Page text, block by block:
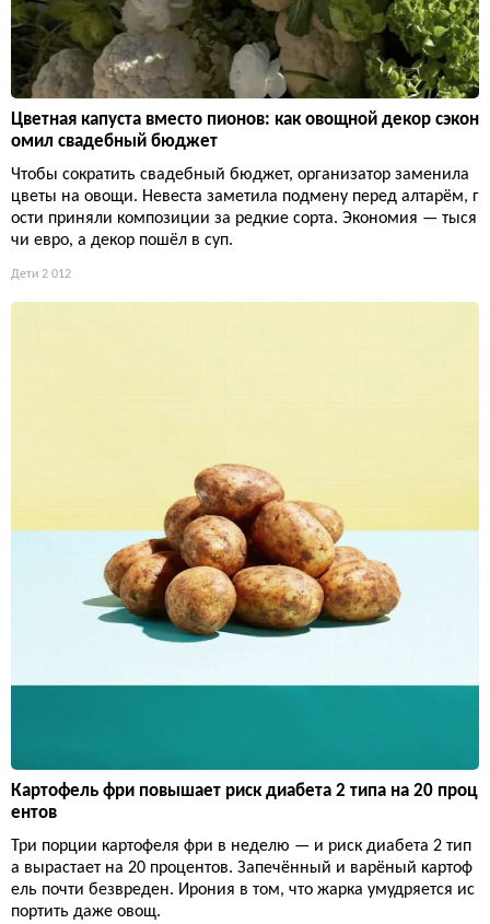
Цветная капуста вместо пионов: как овощной декор сэкон
омил свадебный бюджет
Чтобы сократить свадебный бюджет, организатор заменила
цветы на овощи. Невеста заметила подмену перед алтарём, г
ости приняли композиции за редкие сорта. Экономия — тыся
чи евро, а декор пошёл в суп.
Дети 2 012
Картофель фри повышает риск диабета 2 типа на 20 проц
ентов
Три порции картофеля фри в неделю — и риск диабета 2 тип
а вырастает на 20 процентов. Запечённый и варёный картоф
ель почти безвреден. Ирония в том, что жарка умудряется ис
портить даже овощ.